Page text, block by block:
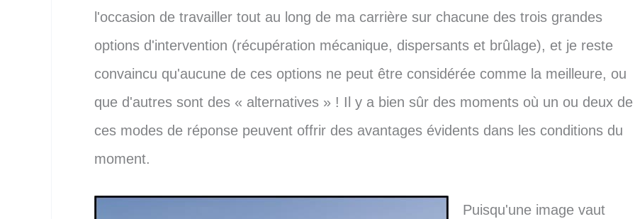
l'occasion de travailler tout au long de ma carrière sur chacune des trois grandes
options d'intervention (récupération mécanique, dispersants et brûlage), et je reste
convaincu qu'aucune de ces options ne peut être considérée comme la meilleure, ou
que d'autres sont des « alternatives » ! Il y a bien sûr des moments où un ou deux de
ces modes de réponse peuvent offrir des avantages évidents dans les conditions du
moment.
Puisqu'une image vaut